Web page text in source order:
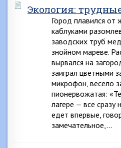
Экология:
Город плавился от
каблуками
заводских труб
знойном мареве.
вырвался на
заиграл цветными
микрофон, весело
пионервожатая:
лагере — все сразу
едет впервые,
замечательное,…